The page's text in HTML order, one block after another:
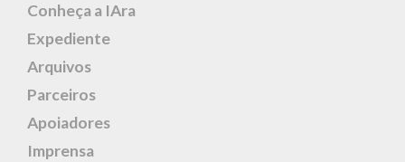
Conheça a IAra
Expediente
Arquivos
Parceiros
Apoiadores
Imprensa